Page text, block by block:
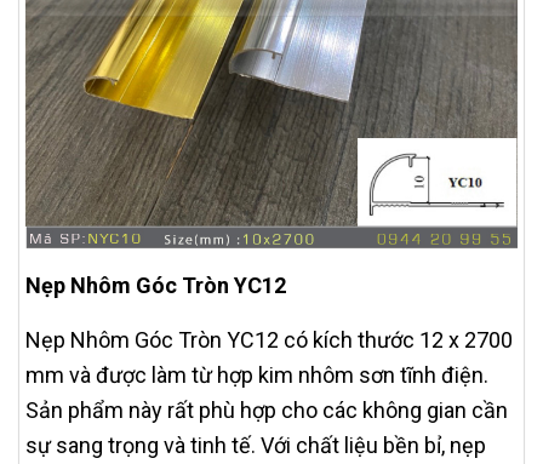
Nẹp Nhôm Góc Tròn YC12
Nẹp Nhôm Góc Tròn YC12 có kích thước 12 x 2700
mm và được làm từ hợp kim nhôm sơn tĩnh điện.
Sản phẩm này rất phù hợp cho các không gian cần
sự sang trọng và tinh tế. Với chất liệu bền bỉ, nẹp